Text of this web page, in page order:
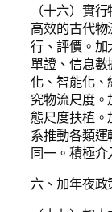
（十六）實
高效的古代
行、評價。
單證、信息
化、智能化
究物流尺度
態尺度扶植
系推動各類
同一。積極介
六、加年夜